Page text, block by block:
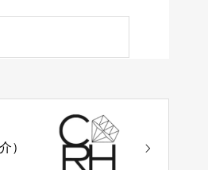
）